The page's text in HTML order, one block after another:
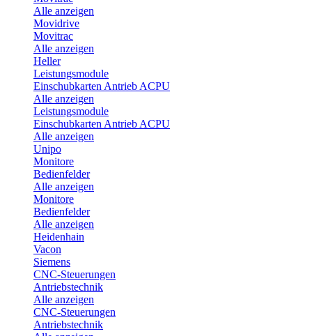
Alle anzeigen
Movidrive
Movitrac
Alle anzeigen
Heller
Leistungsmodule
Einschubkarten Antrieb ACPU
Alle anzeigen
Leistungsmodule
Einschubkarten Antrieb ACPU
Alle anzeigen
Unipo
Monitore
Bedienfelder
Alle anzeigen
Monitore
Bedienfelder
Alle anzeigen
Heidenhain
Vacon
Siemens
CNC-Steuerungen
Antriebstechnik
Alle anzeigen
CNC-Steuerungen
Antriebstechnik